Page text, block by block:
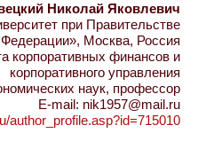
Николай Яковлевич
при Правительстве
Москва, Россия
корпоративных финансов и
корпоративного управления
наук, профессор
E-mail: nik1957@mail.ru
author_profile.asp?id=715010